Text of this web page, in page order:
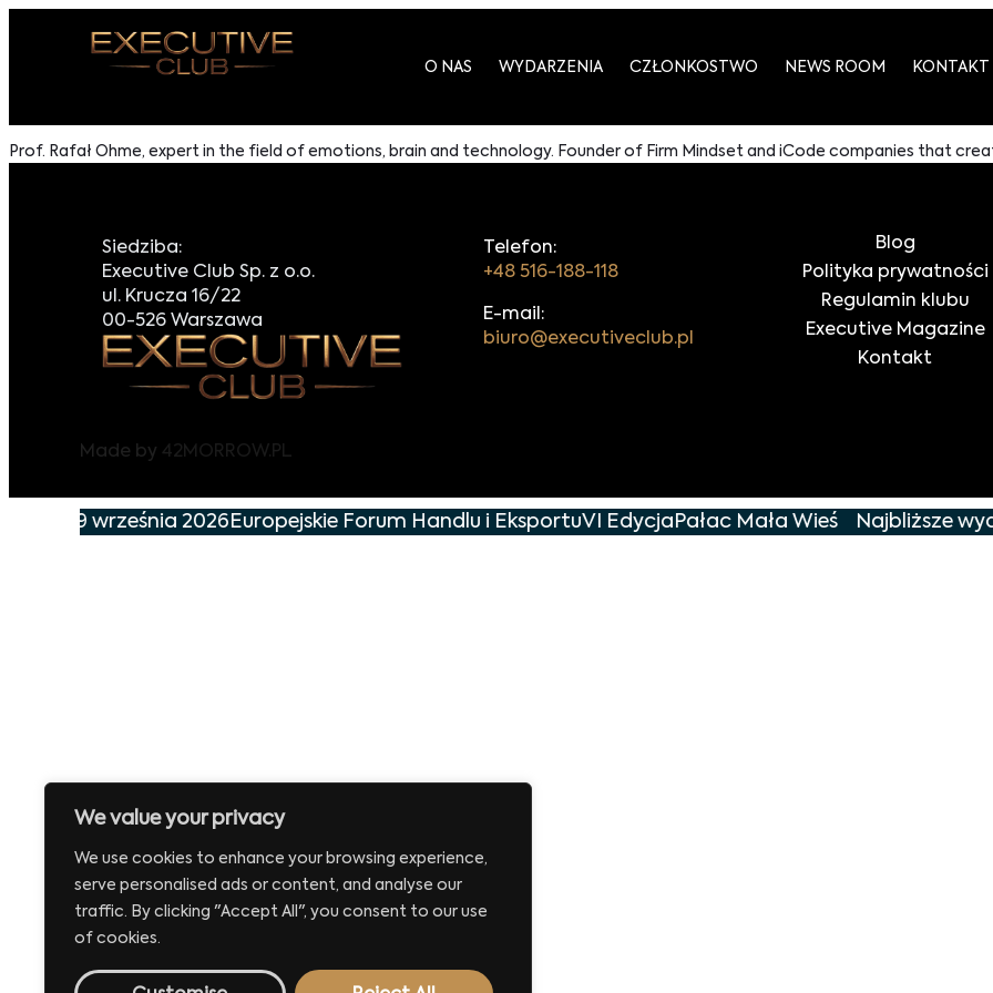
We value your privacy
We use cookies to enhance your browsing experience,
serve personalised ads or content, and analyse our
traffic. By clicking "Accept All", you consent to our use
of cookies.
O NAS WYDARZENIA CZŁONKOSTWO NEWS ROOM KONTAKT
Prof. Rafał Ohme, expert in the field of emotions, brain and technology. Founder of Firm Mindset and iCode companies that
Siedziba:
Executive Club Sp. z o.o.
ul. Krucza 16/22
00-526 Warszawa
Telefon:
+48 516-188-118
E-mail:
biuro@executiveclub.pl
Blog
Polityka prywatności
Regulamin klubu
Executive Magazine
Kontakt
Made by 42MORROW.PL
już 29 września 2026Europejskie Forum Handlu i EksportuVI EdycjaPałac Mała Wieś Najbliższe